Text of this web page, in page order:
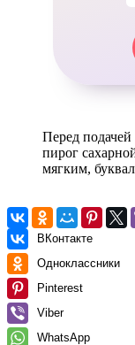
Перед подачей
пирог
мягким,
ВКонтакте
Одноклассники
Pinterest
Viber
WhatsApp